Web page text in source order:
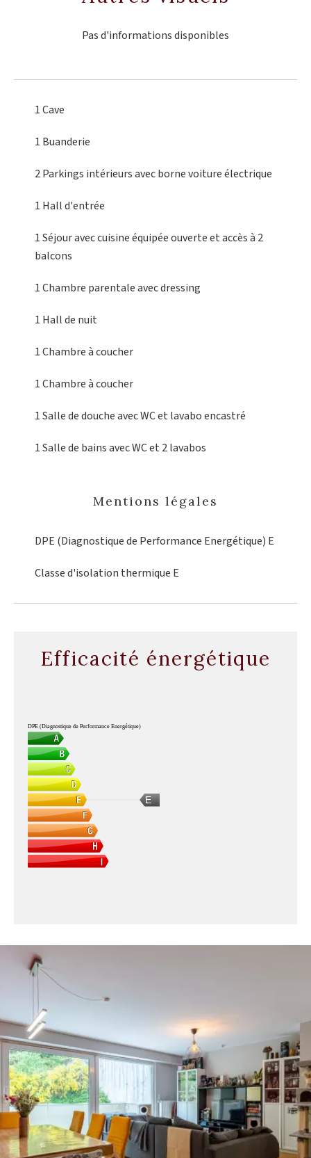
Pas d'informations disponibles
1 Cave
1 Buanderie
2 Parkings intérieursavec borne voiture électrique
1 Hall d'entrée
1 Séjouravec cuisine équipée ouverte et accès à 2
balcons
1 Chambre parentale avec dressing
1 Hallde nuit
1 Chambreà coucher
1 Chambreà coucher
1 Salle de doucheavec WC et lavabo encastré
1 Salle de bainsavec WC et 2 lavabos
Mentions légales
DPE (Diagnostique de Performance Energétique) E
Classe d'isolation thermique E
Efficacité énergétique
E
DPE (Diagnostique de Performance Energétique)